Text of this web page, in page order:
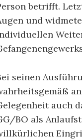
betrifft.
und
seinen
auch
BO als